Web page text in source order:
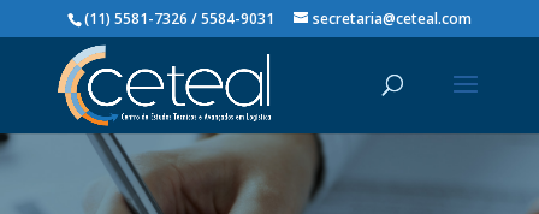
(11) 5581-7326 / 5584-9031 secretaria@ceteal.com